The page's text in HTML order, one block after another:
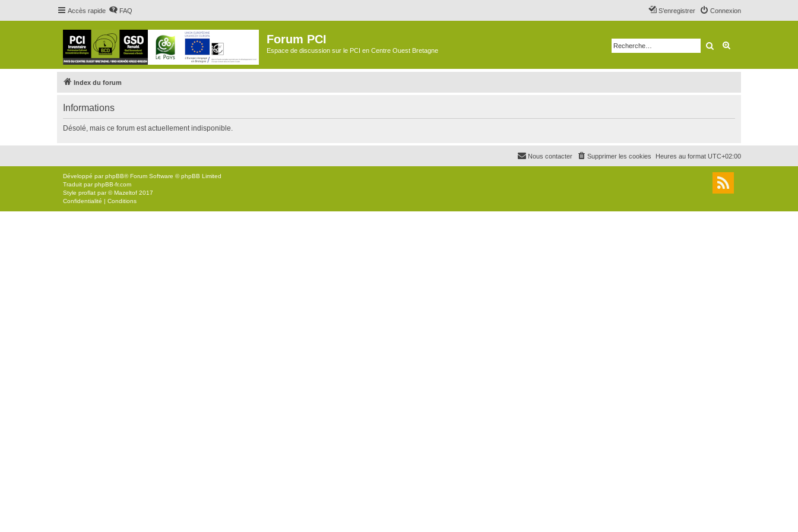
Accès rapide FAQ Connexion
S’enregistrer
Forum PCI
Espace de discussion sur le PCI en Centre Ouest Bretagne Rechercher
Index du forum
Informations
Désolé, mais ce forum est actuellement indisponible.
Heures au format UTC+02:00
Supprimer les cookies
Nous contacter
Développé parphpBB® Forum Software © phpBB Limited
Traduit parphpBB-fr.com
Style proflat par ©Mazeltof 2017
Confidentialité | Conditions